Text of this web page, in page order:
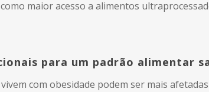
maior acesso a alimentos
para um padrão alimentar
com obesidade podem ser mais